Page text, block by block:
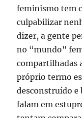
feminismo tem
culpabilizar
dizer, a gente
no “mundo”
compartilhadas
próprio termo
desconstruído e
falam em